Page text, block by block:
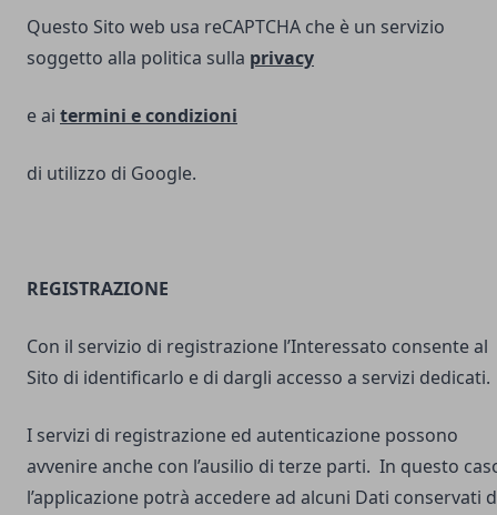
Questo Sito web usa reCAPTCHA che è un servizio
soggetto alla politica sulla privacy
e ai termini econdizioni
di utilizzo di Google.
REGISTRAZIONE
Con il servizio di registrazione l’Interessato consente al
Sito di identificarlo e di dargli accesso a servizi dedicati.
I servizi di registrazione ed autenticazione possono
avvenire anche con l’ausilio di terze parti. In questo
l’applicazione potrà accedere ad alcuni Dati conservati